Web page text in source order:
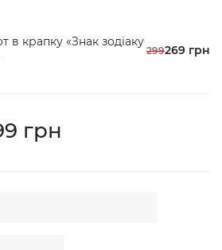
в крапку «Знак зодіаку
299269 грн
грн